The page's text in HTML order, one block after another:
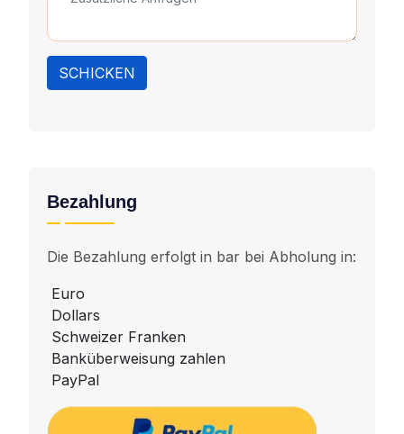
SCHICKEN
Bezahlung
Die Bezahlung erfolgt in bar bei Abholung in:
Euro
Dollars
Schweizer Franken
Banküberweisung zahlen
PayPal